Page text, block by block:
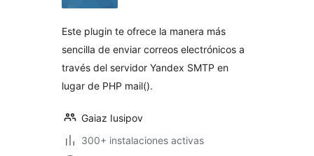
Este plugin te ofrece la manera más
sencilla de enviar correos electrónicos a
través del servidor Yandex SMTP en
lugar de PHP mail().
Gaiaz Iusipov
300+ instalaciones activas